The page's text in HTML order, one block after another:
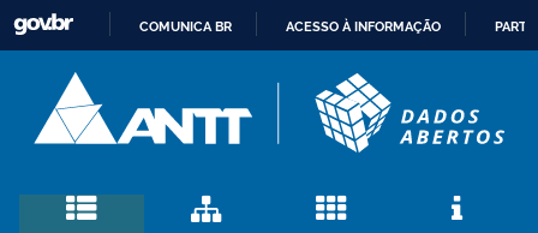
CONTEÚDO
COMUNICA BR ACESSO À INFORMAÇÃO